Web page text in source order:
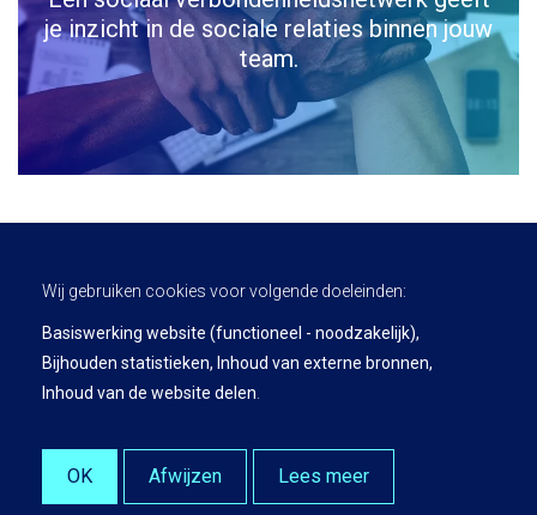
je inzicht in de sociale relaties binnen jouw
team.
Privacy Policy
Webdesign door Zenjoy in Leuven• Powered by Nimbu
Wij gebruiken cookies voor volgende doeleinden:
Basiswerking website (functioneel - noodzakelijk),
Bijhouden statistieken, Inhoud van externe bronnen,
Inhoud van de website delen
OK Afwijzen Lees meer